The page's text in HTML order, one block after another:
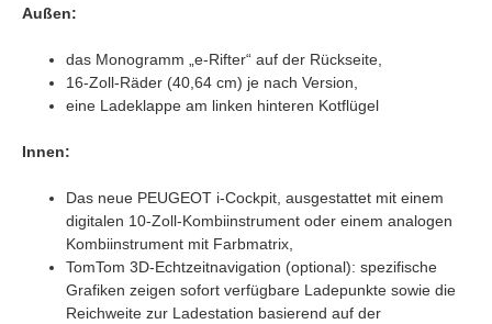
Außen:
das Monogramm „e-Rifter“ auf der Rückseite,
16-Zoll-Räder (40,64 cm) je nach Version,
eine Ladeklappe am linken hinteren Kotflügel
Innen:
Das neue PEUGEOT i-Cockpit, ausgestattet mit einem
digitalen 10-Zoll-Kombiinstrument oder einem analogen
Kombiinstrument mit Farbmatrix,
TomTom 3D-Echtzeitnavigation (optional): spezifische
Grafiken zeigen sofort verfügbare Ladepunkte sowie die
Reichweite zur Ladestation basierend auf der